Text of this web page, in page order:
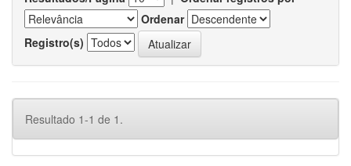
Ordenar
Registro(s)
Resultado 1-1 de 1.